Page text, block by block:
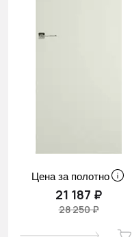
Цена за полотно
21 187 ₽
28 250 ₽